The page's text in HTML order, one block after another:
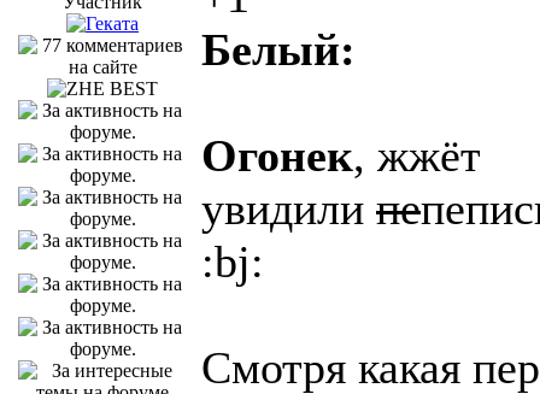
Белый:
Огонек, жжёт
увидили пе
:bj:
Смотря какая